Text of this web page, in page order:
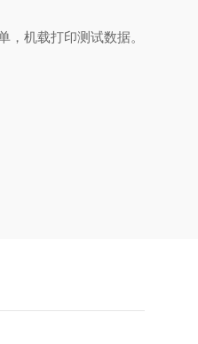
机载打印测试数据。